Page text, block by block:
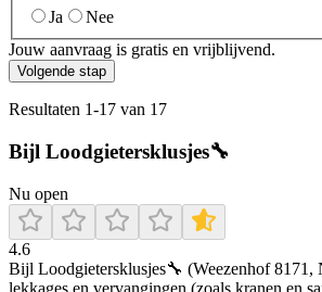
Ja
Nee
Jouw aanvraag is gratis en vrijblijvend.
Volgende stap
Resultaten 1-17 van 17
Bijl Loodgietersklusjes🔧
Nu open
4.6
Bijl Loodgietersklusjes🔧 (Weezenhof 8171,
lekkages en vervangingen (zoals kranen en